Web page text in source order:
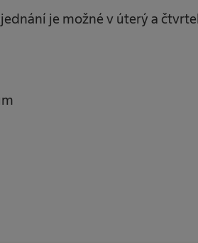
je možné v úterý a